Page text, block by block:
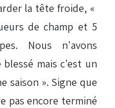
la tête froide, «
de champ et 5
Nous n'avons
mais c'est un
saison ». Signe que
pas encore terminé